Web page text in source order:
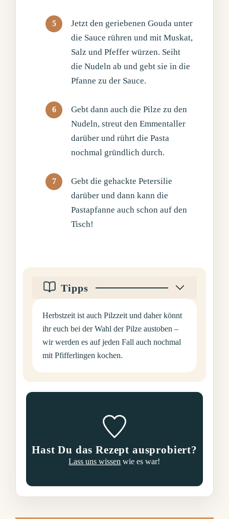
Jetzt den geriebenen Gouda unter
die Sauce rühren und mit Muskat,
Salz und Pfeffer würzen. Seiht
die Nudeln ab und gebt sie in die
Pfanne zu der Sauce.
Gebt dann auch die Pilze zu den
Nudeln, streut den Emmentaller
darüber und rührt die Pasta
nochmal gründlich durch.
Gebt die gehackte Petersilie
darüber und dann kann die
Pastapfanne auch schon auf den
Tisch!
Tipps
Herbstzeit ist auch Pilzzeit und daher könnt
ihr euch bei der Wahl der Pilze austoben –
wir werden es auf jeden Fall auch nochmal
mit Pfifferlingen kochen.
Hast Du das Rezept ausprobiert?
Lass uns wissen wie es war!